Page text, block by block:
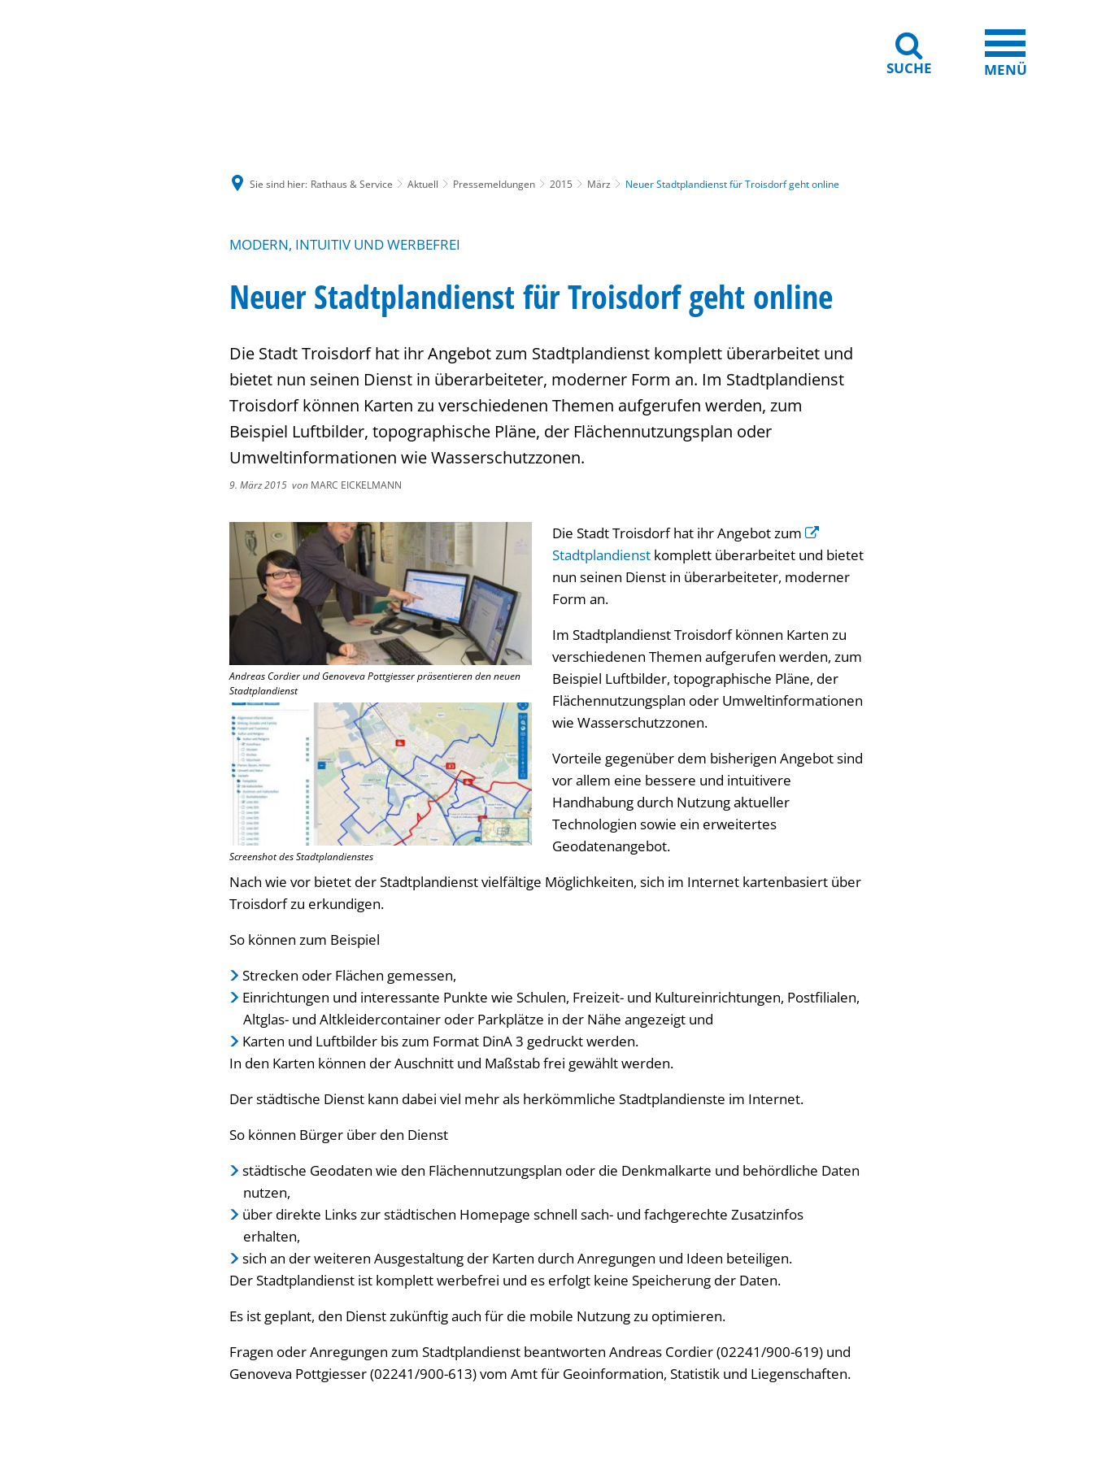
SUCHE MENÜ
Sie sind hier: Rathaus & Service Aktuell Pressemeldungen 2015 März Neuer Stadtplandienst für Troisdorf geht online
MODERN, INTUITIV UND WERBEFREI
Neuer Stadtplandienst für Troisdorf geht online
Die Stadt Troisdorf hat ihr Angebot zum Stadtplandienst komplett überarbeitet und
bietet nun seinen Dienst in überarbeiteter, moderner Form an. Im Stadtplandienst
Troisdorf können Karten zu verschiedenen Themen aufgerufen werden, zum
Beispiel Luftbilder, topographische Pläne, der Flächennutzungsplan oder
Umweltinformationen wie Wasserschutzzonen.
9. März 2015 von MARC EICKELMANN
Andreas Cordier und Genoveva Pottgiesser präsentieren den neuen
Stadtplandienst
Screenshot des Stadtplandienstes
Die Stadt Troisdorf hat ihr Angebot zum
Stadtplandienst komplett überarbeitet und bietet
nun seinen Dienst in überarbeiteter, moderner
Form an.
Im Stadtplandienst Troisdorf können Karten zu
verschiedenen Themen aufgerufen werden, zum
Beispiel Luftbilder, topographische Pläne, der
Flächennutzungsplan oder Umweltinformationen
wie Wasserschutzzonen.
Vorteile gegenüber dem bisherigen Angebot sind
vor allem eine bessere und intuitivere
Handhabung durch Nutzung aktueller
Technologien sowie ein erweitertes
Geodatenangebot.
Nach wie vor bietet der Stadtplandienst vielfältige Möglichkeiten, sich im Internet kartenbasiert über
Troisdorf zu erkundigen.
So können zum Beispiel
Strecken oder Flächen gemessen,
Einrichtungen und interessante Punkte wie Schulen, Freizeit- und Kultureinrichtungen, Postfilialen,
Altglas- und Altkleidercontainer oder Parkplätze in der Nähe angezeigt und
Karten und Luftbilder bis zum Format DinA 3 gedruckt werden.
In den Karten können der Auschnitt und Maßstab frei gewählt werden.
Der städtische Dienst kann dabei viel mehr als herkömmliche Stadtplandienste im Internet.
So können Bürger über den Dienst
städtische Geodaten wie den Flächennutzungsplan oder die Denkmalkarte und behördliche Daten
nutzen,
über direkte Links zur städtischen Homepage schnell sach- und fachgerechte Zusatzinfos
erhalten,
sich an der weiteren Ausgestaltung der Karten durch Anregungen und Ideen beteiligen.
Der Stadtplandienst ist komplett werbefrei und es erfolgt keine Speicherung der Daten.
Es ist geplant, den Dienst zukünftig auch für die mobile Nutzung zu optimieren.
Fragen oder Anregungen zum Stadtplandienst beantworten Andreas Cordier (02241/900-619) und
Genoveva Pottgiesser (02241/900-613) vom Amt für Geoinformation, Statistik und Liegenschaften.